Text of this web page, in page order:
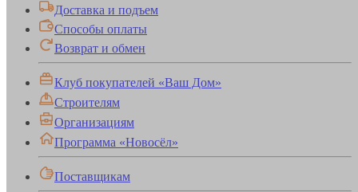
Доставка и подъем
Способы оплаты
Возврат и обмен
Клуб покупателей «Ваш Дом»
Строителям
Организациям
Программа «Новосёл»
Поставщикам